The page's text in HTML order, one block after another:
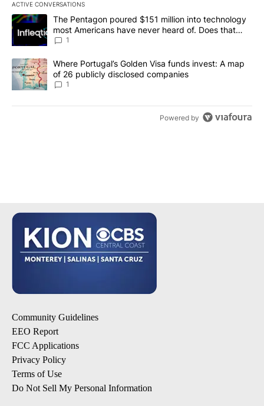
ACTIVE CONVERSATIONS
The following is a list of the most commented articles in the last
A trending article titled "The Pentagon poured $151 million into
The Pentagon poured $151 million into technology
most Americans have never heard of. Does that
make it a good investment?
1
A trending article titled "Where Portugal’s Golden Visa funds
Where Portugal’s Golden Visa funds invest: A map
of 26 publicly disclosed companies
1
Powered by
Community Guidelines
EEO Report
FCC Applications
Privacy Policy
Terms of Use
Do Not Sell My Personal Information